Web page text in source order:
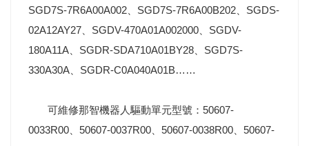
SGD7S-7R6A00A002、SGD7S-7R6A00B202、SGDS-
02A12AY27、SGDV-470A01A002000、SGDV-
180A11A、SGDR-SDA710A01BY28、SGD7S-
330A30A、SGDR-C0A040A01B……
可維修那智機器人驅動單元型號：50607-
0033R00、50607-0037R00、50607-0038R00、50607-